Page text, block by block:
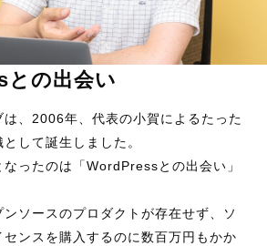
の出会い
、2006年、代表の小賀によるたった
して誕生しました。
ったのは「WordPressとの出会い」
ソースのプロダクトが存在せず、ソ
センスを購入するのに数百万円もかか